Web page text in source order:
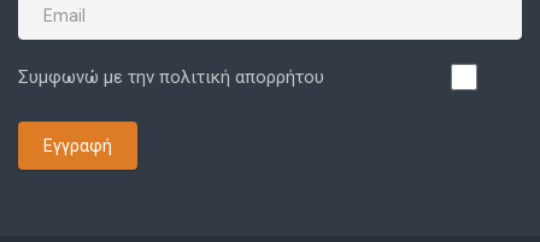
Συμφωνώ με την πολιτική απορρήτου
Εγγραφή